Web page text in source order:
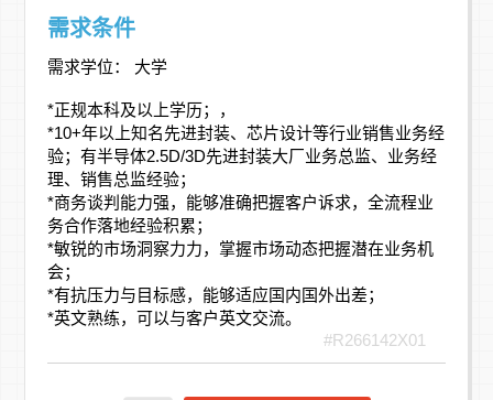
#R266142X01
需求条件
需求学位： 大学
*正规本科及以上学历；，
*10+年以上知名先进封装、芯片设计等行业销售业务经
验；有半导体2.5D/3D先进封装大厂业务总监、业务经
理、销售总监经验；
*商务谈判能力强，能够准确把握客户诉求，全流程业
务合作落地经验积累；
*敏锐的市场洞察力力，掌握市场动态把握潜在业务机
会；
*有抗压力与目标感，能够适应国内国外出差；
*英文熟练，可以与客户英文交流。